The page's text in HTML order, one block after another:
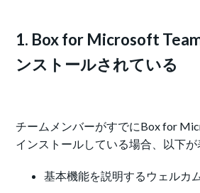
1. Box for Microsoft
ンストールされている
チームメンバーがすでにBox for
インストールしている場合、以下が
基本機能を説明するウェルカ